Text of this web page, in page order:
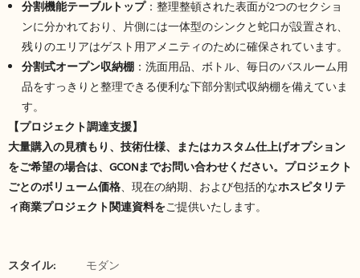
分割機能テーブルトップ：整理整頓された表面が2つのセクショ
ンに分かれており、片側には一体型のシンクと蛇口が設置され、
残りのエリアはゲスト用アメニティのために確保されています。
分割式オープン収納棚：洗面用品、ボトル、毎日のバスルーム用
品をすっきりと整理できる便利な下部分割式収納棚を備えていま
す。
【プロジェクト調達支援】
大量購入の見積もり、技術仕様、またはカスタム仕上げオプション
をご希望の場合は、GCONまでお問い合わせください。 プロジェクト
ごとのボリューム価格、現在の納期、および包括的なホスピタリテ
ィ商業プロジェクト関連資料をご提供いたします。
スタイル:
モダン